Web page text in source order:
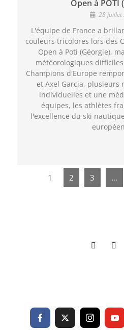
Open à POTI
28 juillet
L'équipe de France a
couleurs tricolores lors des
Open à Poti (Géorgie),
météorologiques
Champions d'Europe
et Axel Garcia, plusieurs
individuelles et une
équipes, les athlètes
l'excellence du ski
1 2 3 …